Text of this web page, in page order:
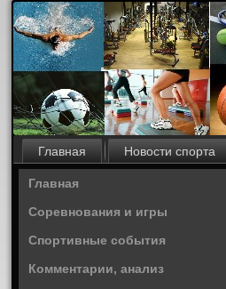
Главная Новости спорта
Главная
Соревнования и игры
Спортивные события
Комментарии, анализ